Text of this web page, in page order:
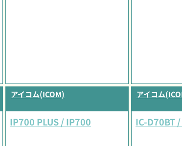
アイコム(ICOM)
IP700 PLUS / IP700
アイコム
IC-D70BT